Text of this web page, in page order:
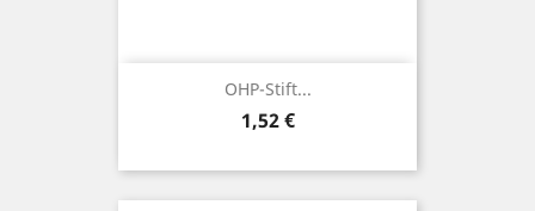
OHP-Stift...
Preis
1,52 €